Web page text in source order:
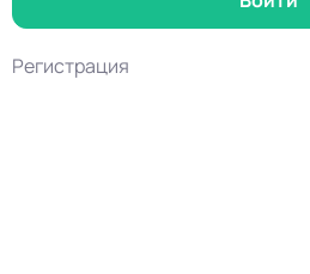
Регистрация